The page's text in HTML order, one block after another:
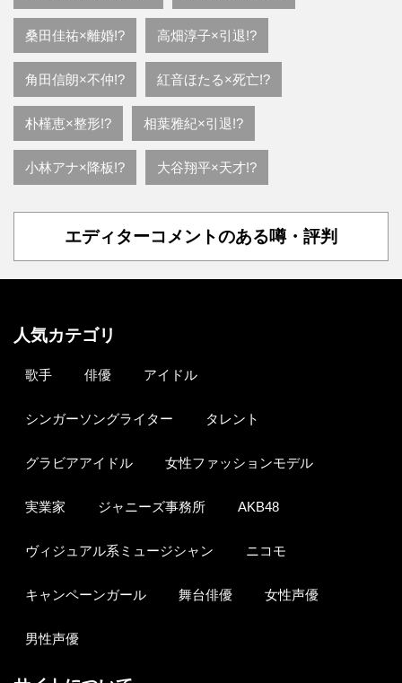
桑田佳祐×離婚!? 高畑淳子×引退!?
角田信朗×不仲!? 紅音ほたる×死亡!?
朴槿恵×整形!? 相葉雅紀×引退!?
小林アナ×降板!? 大谷翔平×天才!?
エディターコメントのある噂・評判
人気カテゴリ
歌手 俳優 アイドル
シンガーソングライター タレント
グラビアアイドル 女性ファッションモデル
実業家 ジャニーズ事務所 AKB48
ヴィジュアル系ミュージシャン ニコモ
キャンペーンガール 舞台俳優 女性声優
男性声優